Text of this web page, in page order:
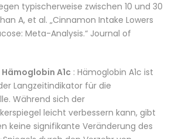
typischerweise zwischen 10 und 30
A, et al. „Cinnamon Intake Lowers
Meta-Analysis.“ Journal of
A1c : Hämoglobin A1c ist
Langzeitindikator für die
Während sich der
leicht verbessern kann, gibt
keine signifikante Veränderung des